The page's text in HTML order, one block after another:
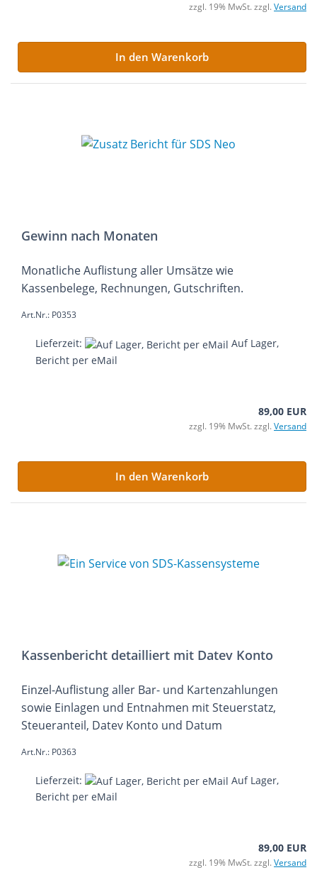
zzgl. 19% MwSt. zzgl. Versand
In den Warenkorb
Gewinn nach Monaten
Monatliche Auflistung aller Umsätze wie
Kassenbelege, Rechnungen, Gutschriften.
Art.Nr.: P0353
Lieferzeit:
Auf Lager,
Bericht per eMail
89,00 EUR
zzgl. 19% MwSt. zzgl. Versand
In den Warenkorb
Kassenbericht detailliert mit Datev Konto
Einzel-Auflistung aller Bar- und Kartenzahlungen
sowie Einlagen und Entnahmen mit Steuerstatz,
Steueranteil, Datev Konto und Datum
Art.Nr.: P0363
Lieferzeit:
Auf Lager,
Bericht per eMail
89,00 EUR
zzgl. 19% MwSt. zzgl. Versand